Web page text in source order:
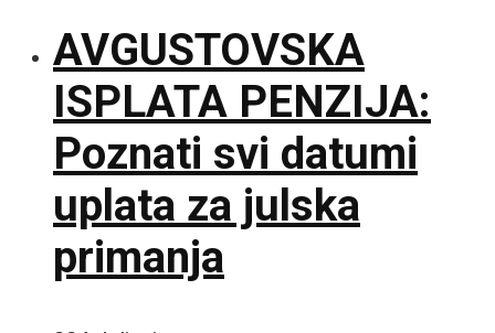
AVGUSTOVSKA
ISPLATA PENZIJA:
Poznati svi datumi
uplata za julska
primanja